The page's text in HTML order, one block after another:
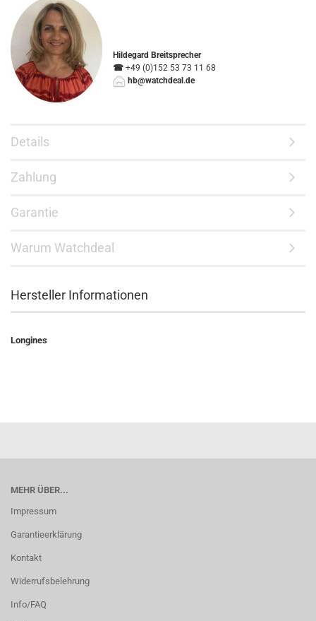
Hildegard Breitsprecher
☎ +49 (0)152 53 73 11 68
hb@watchdeal.de
Details
Zahlung
Garantie
Warum Watchdeal
Hersteller Informationen
Longines
MEHR ÜBER...
Impressum
Garantieerklärung
Kontakt
Widerrufsbelehrung
Info/FAQ